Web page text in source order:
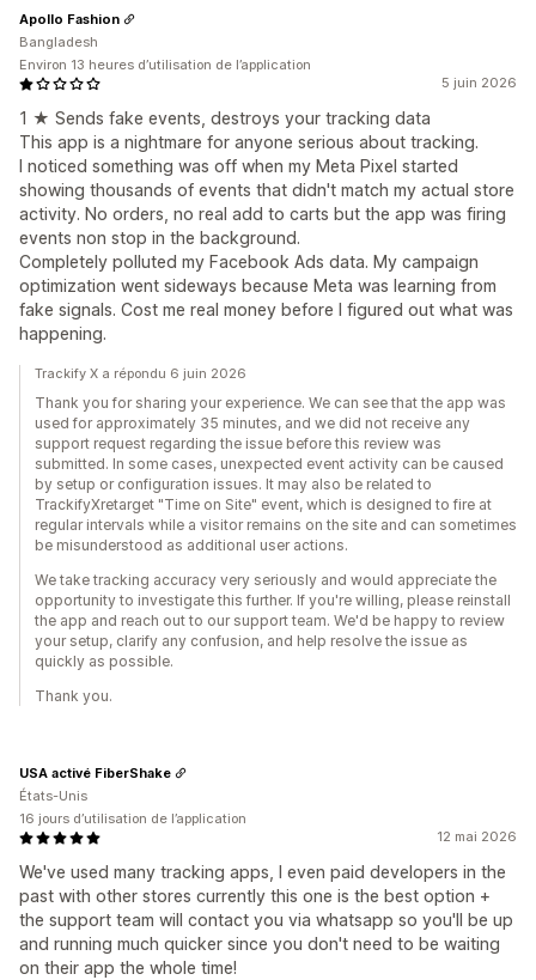
5 juin 2026
1 ★ Sends fake events, destroys your tracking data
This app is a nightmare for anyone serious about tracking.
I noticed something was off when my Meta Pixel started
showing thousands of events that didn't match my actual store
activity. No orders, no real add to carts but the app was firing
events non stop in the background.
Completely polluted my Facebook Ads data. My campaign
optimization went sideways because Meta was learning from
fake signals. Cost me real money before I figured out what was
happening.
Apollo Fashion
Bangladesh
Environ 13 heures d’utilisation de l’application
Trackify X a répondu 6 juin 2026
Thank you for sharing your experience. We can see that the app was
used for approximately 35 minutes, and we did not receive any
support request regarding the issue before this review was
submitted. In some cases, unexpected event activity can be caused
by setup or configuration issues. It may also be related to
TrackifyXretarget "Time on Site" event, which is designed to fire at
regular intervals while a visitor remains on the site and can sometimes
be misunderstood as additional user actions.
We take tracking accuracy very seriously and would appreciate the
opportunity to investigate this further. If you're willing, please reinstall
the app and reach out to our support team. We'd be happy to review
your setup, clarify any confusion, and help resolve the issue as
quickly as possible.
Thank you.
12 mai 2026
We've used many tracking apps, I even paid developers in the
past with other stores currently this one is the best option +
the support team will contact you via whatsapp so you'll be up
and running much quicker since you don't need to be waiting
on their app the whole time!
USA activé FiberShake
États-Unis
16 jours d’utilisation de l’application